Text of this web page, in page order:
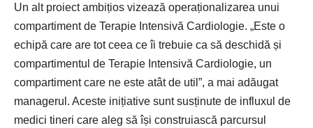
Un alt proiect ambițios vizează operaționalizarea unui
compartiment de Terapie Intensivă Cardiologie. „Este o
echipă care are tot ceea ce îi trebuie ca să deschidă și
compartimentul de Terapie Intensivă Cardiologie, un
compartiment care ne este atât de util”, a mai adăugat
managerul. Aceste inițiative sunt susținute de influxul de
medici tineri care aleg să își construiască parcursul